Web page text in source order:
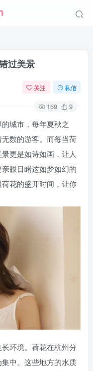
过美景
关注 私信
169 9
城市，每年夏秋之
数的游客。而每当荷
更是如诗如画，让人
眼目睹这如梦如幻的
花的盛开时间，让你
环境。荷花在杭州分
中。这些地方的水质